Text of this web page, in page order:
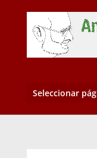
Seleccionar